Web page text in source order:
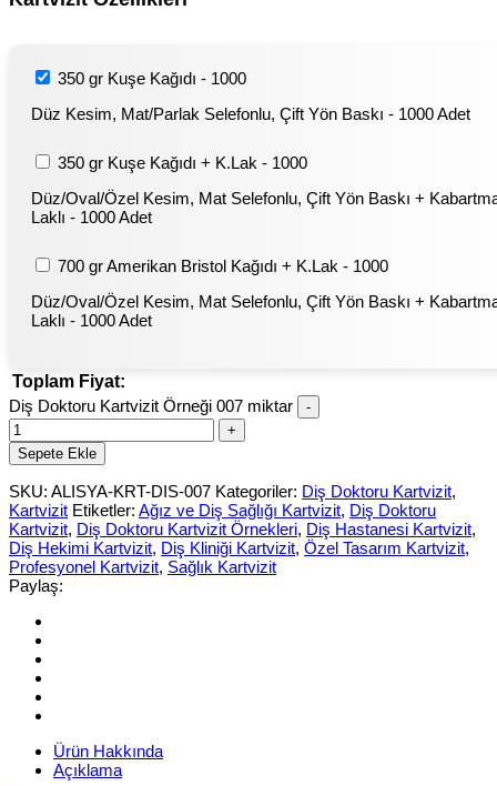
350 gr Kuşe Kağıdı - 1000
Düz Kesim, Mat/Parlak Selefonlu, Çift Yön Baskı - 1000 Adet
350 gr Kuşe Kağıdı + K.Lak - 1000
Düz/Oval/Özel Kesim, Mat Selefonlu, Çift Yön Baskı +
Laklı - 1000 Adet
700 gr Amerikan Bristol Kağıdı + K.Lak - 1000
Düz/Oval/Özel Kesim, Mat Selefonlu, Çift Yön Baskı +
Laklı - 1000 Adet
Toplam Fiyat:
Diş Doktoru Kartvizit Örneği 007 miktar
Sepete Ekle
SKU: ALISYA-KRT-DIS-007 Kategoriler: Diş Doktoru Kartvizit,
Kartvizit Etiketler: Ağız ve Diş Sağlığı Kartvizit, Diş Doktoru
Kartvizit, Diş Doktoru Kartvizit Örnekleri, Diş Hastanesi Kartvizit,
Diş Hekimi Kartvizit, Diş Kliniği Kartvizit, Özel Tasarım Kartvizit,
Profesyonel Kartvizit, Sağlık Kartvizit
Paylaş:
Ürün Hakkında
Açıklama